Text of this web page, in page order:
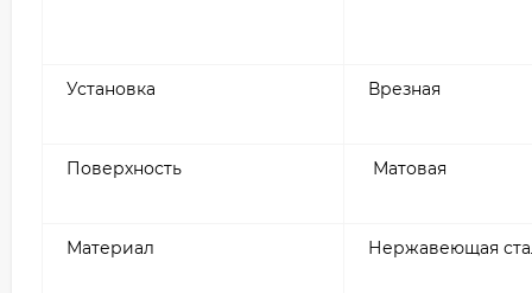
Установка Врезная
Поверхность Матовая
Материал Нержавеющая